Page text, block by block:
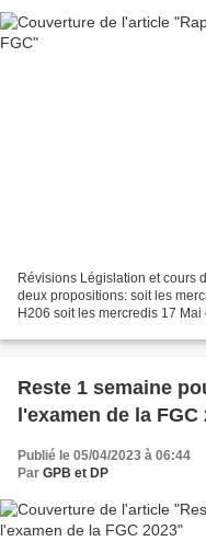
Révisions Législation et cours
deux propositions: soit les
H206 soit les mercredis 17
Reste 1 semaine
l'examen de la FGC
Publié le 05/04/2023 à 06:44
Par GPB et DP